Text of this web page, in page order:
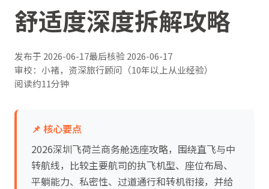
舒适度深度拆解攻略
发布于 2026-06-17最后核验2026-06-17
审校：小褚，资深旅行顾问（10年以上从业经验）
阅读约11分钟
📌 核心要点
2026深圳飞荷兰商务舱选座攻略，围绕直飞与中
转航线，比较主要航司的执飞机型、座位布局、
平躺能力、私密性、过道通行和转机衔接，并给